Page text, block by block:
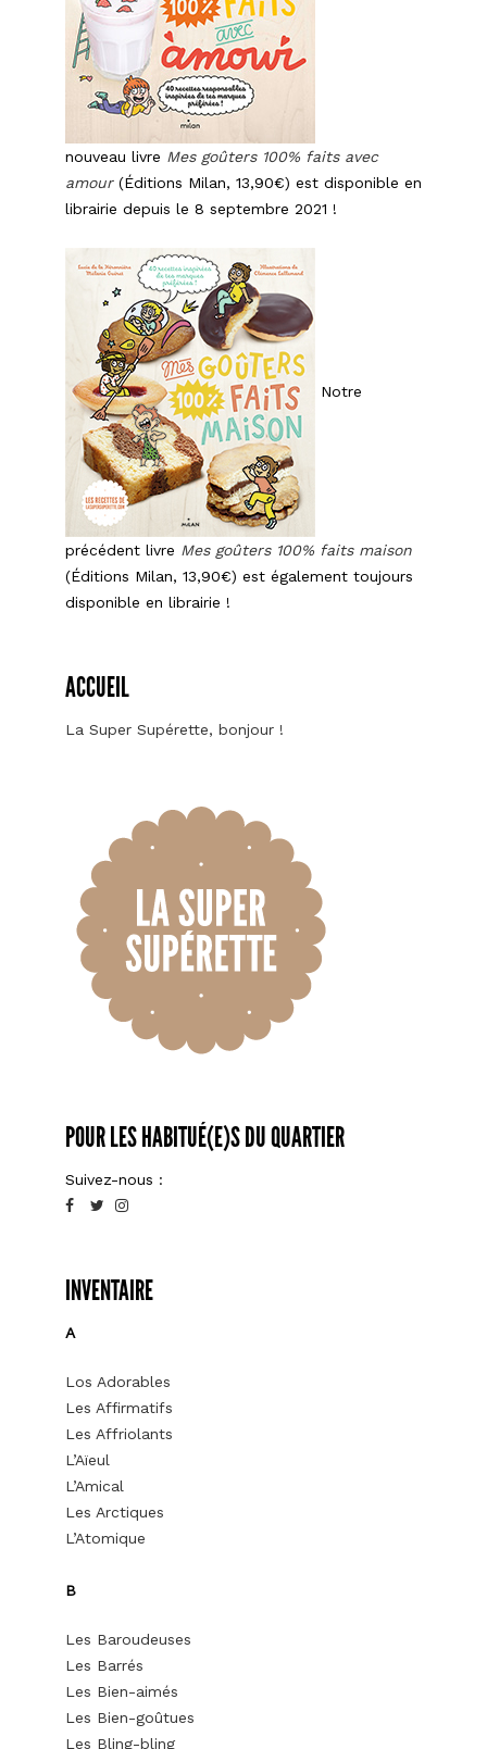
nouveau livre Mes goûters 100% faits avec
amour(Éditions Milan, 13,90€) est disponible en
librairie depuis le 8 septembre 2021 !
Notre
précédent livre Mes goûters 100% faits maison
(Éditions Milan, 13,90€) est également toujours
disponible en librairie !
ACCUEIL
La Super Supérette, bonjour !
POUR LES HABITUÉ(E)S DU QUARTIER
Suivez-nous :
INVENTAIRE
A
Los Adorables
Les Affirmatifs
Les Affriolants
L’Aïeul
L’Amical
Les Arctiques
L’Atomique
B
Les Baroudeuses
Les Barrés
Les Bien-aimés
Les Bien-goûtues
Les Bling-bling